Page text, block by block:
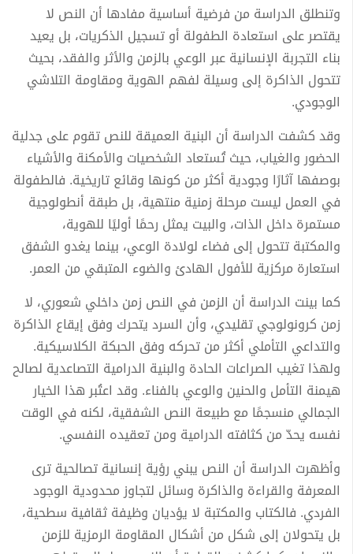
وتنطلق الدراسة من فرضية أساسية مفادها أن النص لا
يقتصر على استعادة الطفولة أو تسجيل الذكريات، بل يعيد
بناء التجربة الإنسانية عبر الوعي بالزمن والأثر والفقد، بحيث
تتحول الذاكرة إلى وسيلة لفهم الهوية ومقاومة التلاشي
الوجودي.
وقد كشفت الدراسة أن البنية العميقة للنص تقوم على جدلية
الحضور والغياب، حيث تُستعاد الشخصيات والأمكنة والأشياء
بوصفها آثارًا وجودية أكثر من كونها وقائع تاريخية. فالطفولة
في العمل ليست مرحلة زمنية منتهية، بل طبقة أنطولوجية
مستمرة داخل الذات، والبيت يمثل رحمًا أوليًا للهوية،
والمكتبة تتحول إلى فضاء لولادة الوعي، بينما يغدو الشفق
استعارة مركزية للأفول الهادئ والضوء المتبقي من العمر.
كما بينت الدراسة أن الزمن في النص زمن داخلي شعوري، لا
زمن كرونولوجي تقليدي، وأن السرد يتحرك وفق إيقاع الذاكرة
والتداعي التأملي أكثر من تحركه وفق الحبكة الكلاسيكية.
ولهذا تغيب الصراعات الحادة والبنية الدرامية التصاعدية لصالح
هيمنة التأمل والحنين والوعي بالفناء. وقد اعتُبر هذا الخيار
الجمالي منسجمًا مع طبيعة النص الشفقية، لكنه في الوقت
نفسه يحدّ من كثافته الدرامية ومن تعقيده النفسي.
وأظهرت الدراسة أن النص يبني رؤية إنسانية تصالحية ترى
المعرفة والقراءة والذاكرة وسائل لتجاوز محدودية الوجود
الفردي. فالكتاب والمكتبة لا يؤديان وظيفة ثقافية سطحية،
بل يتحولان إلى شكل من أشكال المقاومة الرمزية للزمن